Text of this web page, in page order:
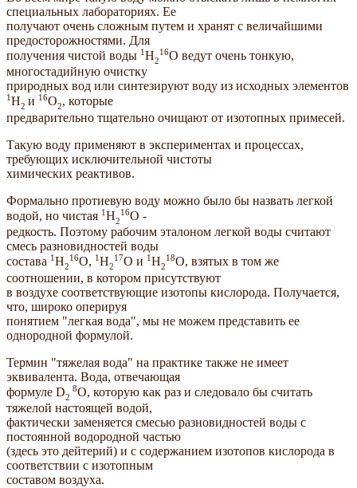
специальных лабораториях. Ее
получают очень сложным путем и хранят с величайшими
предосторожностями. Для
получения чистой воды 1H2
16O ведут очень тонкую,
многостадийную очистку
природных вод или синтезируют воду из исходных элементов
1H2 и 16O2, которые
предварительно тщательно очищают от изотопных примесей.
Такую воду применяют в экспериментах и процессах,
требующих исключительной чистоты
химических реактивов.
Формально протиевую воду можно было бы назвать легкой
водой, но чистая 1H2
16O -
редкость. Поэтому рабочим эталоном легкой воды считают
смесь разновидностей воды
состава 1H2
16O, 1H2
17O и 1H2
18O, взятых в том же
соотношении, в котором присутствуют
в воздухе соответствующие изотопы кислорода. Получается,
что, широко оперируя
понятием "легкая вода", мы не можем представить ее
однородной формулой.
Термин "тяжелая вода" на практике также не имеет
эквивалента. Вода, отвечающая
формуле D2
8O, которую как раз и следовало бы считать
тяжелой настоящей водой,
фактически заменяется смесью разновидностей воды с
постоянной водородной частью
(здесь это дейтерий) и с содержанием изотопов кислорода в
соответствии с изотопным
составом воздуха.